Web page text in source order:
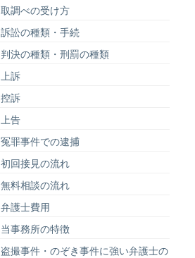
取調べの受け方
訴訟の種類・手続
判決の種類・刑罰の種類
上訴
控訴
上告
冤罪事件での逮捕
初回接見の流れ
無料相談の流れ
弁護士費用
当事務所の特徴
盗撮事件・のぞき事件に強い弁護士の